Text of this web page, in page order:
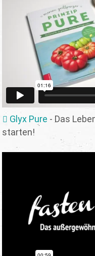
Glyx Pure - Das
starten!